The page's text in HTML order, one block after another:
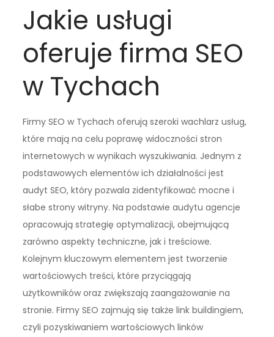
Jakie usługi
oferuje firma SEO
w Tychach
Firmy SEO w Tychach oferują szeroki wachlarz usług,
które mają na celu poprawę widoczności stron
internetowych w wynikach wyszukiwania. Jednym z
podstawowych elementów ich działalności jest
audyt SEO, który pozwala zidentyfikować mocne i
słabe strony witryny. Na podstawie audytu agencje
opracowują strategię optymalizacji, obejmującą
zarówno aspekty techniczne, jak i treściowe.
Kolejnym kluczowym elementem jest tworzenie
wartościowych treści, które przyciągają
użytkowników oraz zwiększają zaangażowanie na
stronie. Firmy SEO zajmują się także link buildingiem,
czyli pozyskiwaniem wartościowych linków